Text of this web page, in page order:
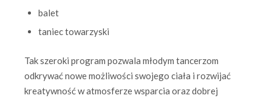
balet
taniec towarzyski
Tak szeroki program pozwala młodym tancerzom
odkrywać nowe możliwości swojego ciała i rozwijać
kreatywność w atmosferze wsparcia oraz dobrej